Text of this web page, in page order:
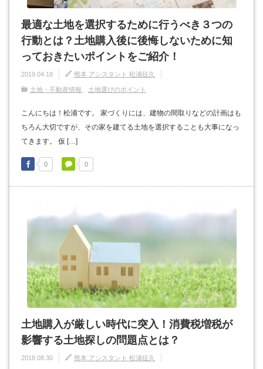
最適な土地を選択するために行うべき３つの
行動とは？土地購入後に後悔しないために知
っておきたいポイントをご紹介！
2019.04.18 熊本 アシスタント 松浦征久
土地・不動産情報 土地選びのポイント
こんにちは！松浦です。 家づくりには、建物の間取りなどの計画はも
ちろん大切ですが、その家を建てる土地を選択することも大事になっ
てきます。 仮 […]
0 0
土地購入が厳しい時代に突入！消費税増税が
影響する土地探しの問題点とは？
2018.08.30 熊本 アシスタント 松浦征久